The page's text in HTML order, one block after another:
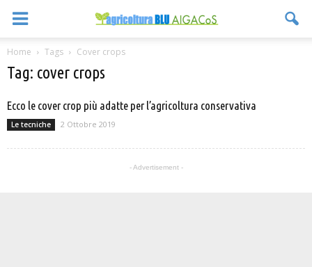
Home Tags Cover crops
Tag: cover crops
Ecco le cover crop più adatte per l’agricoltura conservativa
Le tecniche 2 Ottobre 2019
- Advertisement -